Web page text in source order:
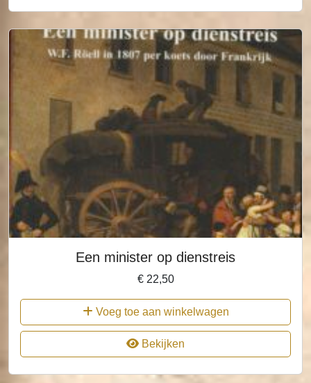
Een minister op dienstreis
€22,50
Voeg toe aan winkelwagen
Bekijken